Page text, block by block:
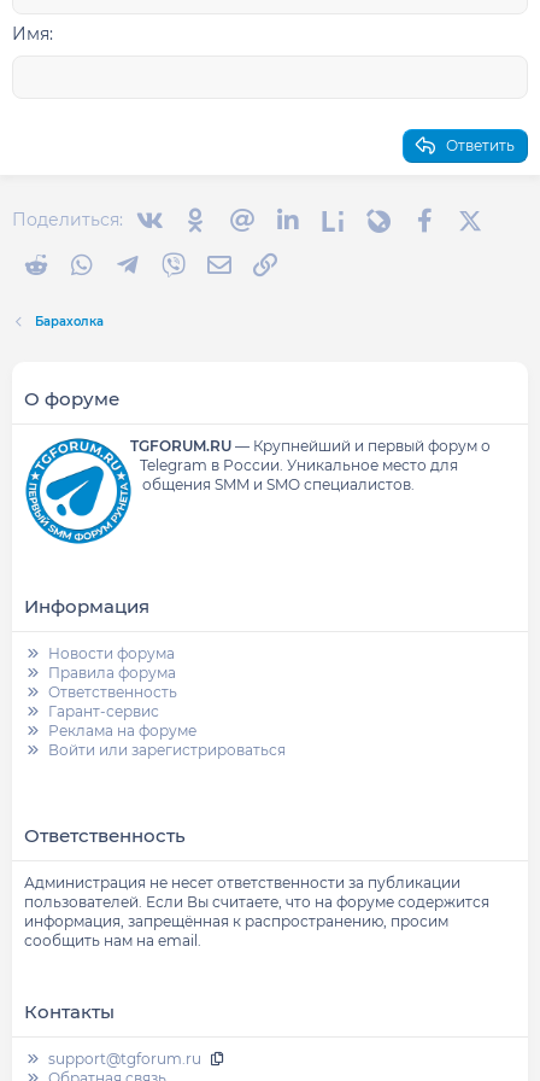
Имя
Ответить
Поделиться: ВконтактеОдноклассники
Mail.ru LinkedinLiveinternetLivejournalFacebook
Reddit WhatsAppTelegram
Viber Электронная почта
Барахолка
О форуме
TGFORUM.RU— Крупнейший и первый форум о
Telegram в России. Уникальное место для
общения SMM и SMO специалистов.
Информация
Новости форума
Правила форума
Ответственность
Гарант-сервис
Реклама на форуме
Войти или зарегистрироваться
Ответственность
Администрация не несет ответственности за публикации
пользователей. Если Вы считаете, что на форуме содержится
информация, запрещённая к распространению, просим
сообщить нам на email.
Контакты
support@tgforum.ru